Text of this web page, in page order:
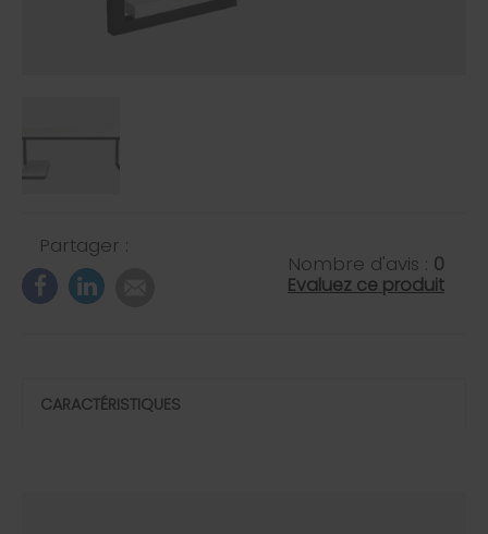
Partager :
Nombre d'avis : 0
Evaluez ce produit
CARACTÉRISTIQUES